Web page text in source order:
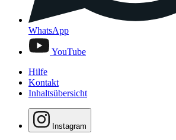
WhatsApp
YouTube
Hilfe
Kontakt
Inhaltsübersicht
Instagram